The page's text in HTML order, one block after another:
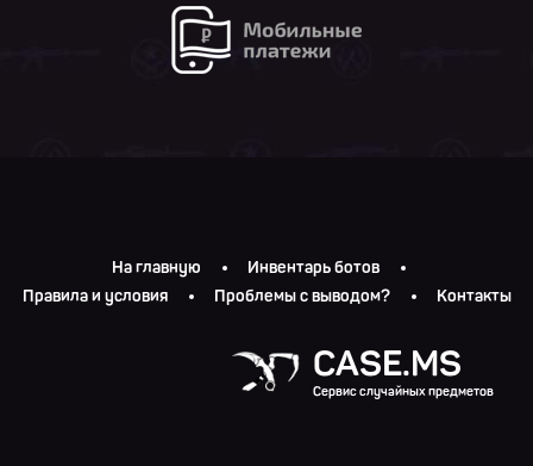
На главную
Инвентарь ботов
Правила и условия
Проблемы с выводом? Контакты
CASE.MS
Сервис случайных предметов